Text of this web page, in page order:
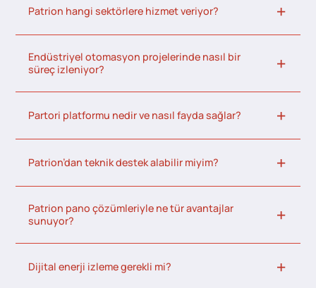
Patrion hangi sektörlere hizmet veriyor?
Endüstriyel otomasyon projelerinde nasıl bir
süreç izleniyor?
Partori platformu nedir ve nasıl fayda sağlar?
Patrion’dan teknik destek alabilir miyim?
Patrion pano çözümleriyle ne tür avantajlar
sunuyor?
Dijital enerji izleme gerekli mi?